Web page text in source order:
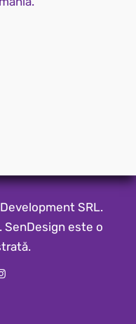
SRL.
este o